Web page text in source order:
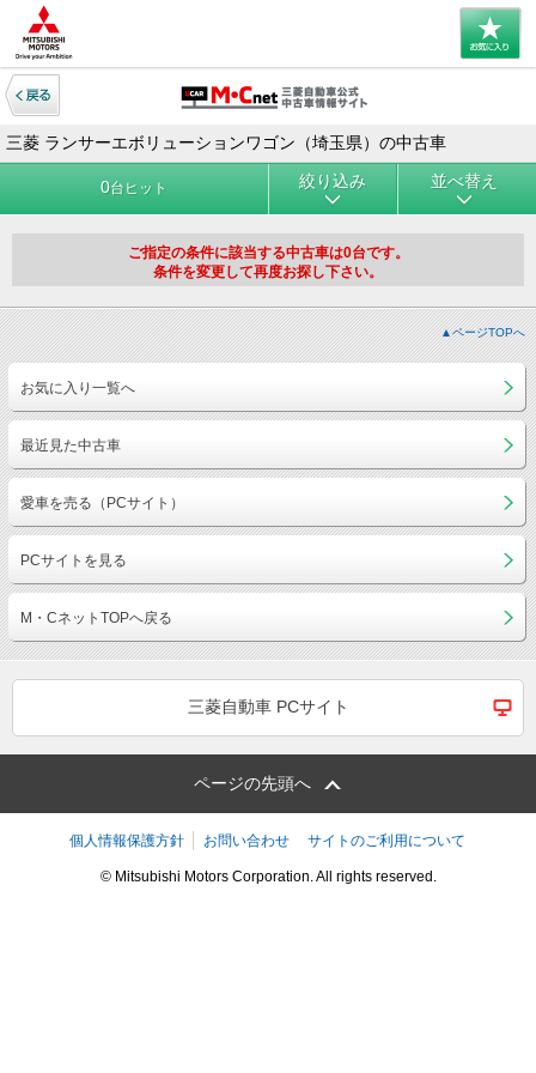
三菱 ランサーエボリューションワゴン（埼玉県）の中古車
0台ヒット 絞り込み 並べ替え
ご指定の条件に該当する中古車は0台です。
条件を変更して再度お探し下さい。
▲ページTOPへ
お気に入り一覧へ
最近見た中古車
愛車を売る（PCサイト）
PCサイトを見る
M・CネットTOPへ戻る
三菱自動車 PCサイト
ページの先頭へ
個人情報保護方針 お問い合わせ サイトのご利用について
© Mitsubishi Motors Corporation. All rights reserved.